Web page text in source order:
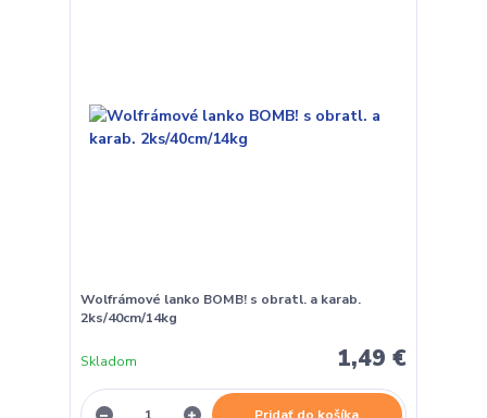
Wolfrámové lanko BOMB! s obratl. a karab.
2ks/40cm/14kg
1,49 €
Skladom